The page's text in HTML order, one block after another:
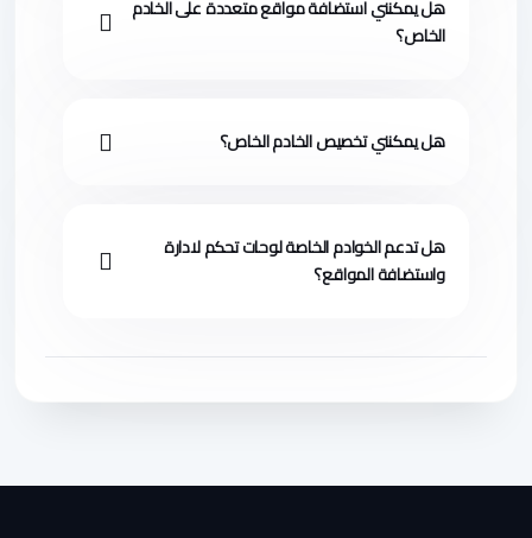
هل يمكنني استضافة مواقع متعددة على الخادم
الخاص؟
هل يمكنني تخصيص الخادم الخاص؟
هل تدعم الخوادم الخاصة لوحات تحكم لادارة
واستضافة المواقع؟